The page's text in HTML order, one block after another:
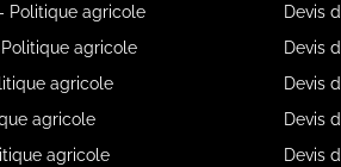
Politique agricole
agricole
agricole
agricole
agricole
Devis
Devis
Devis
Devis
Devis